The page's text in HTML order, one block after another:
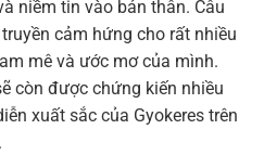
niềm tin vào bản thân. Câu
cảm hứng cho rất nhiều
mê và ước mơ của mình.
còn được chứng kiến nhiều
xuất sắc của Gyokeres trên